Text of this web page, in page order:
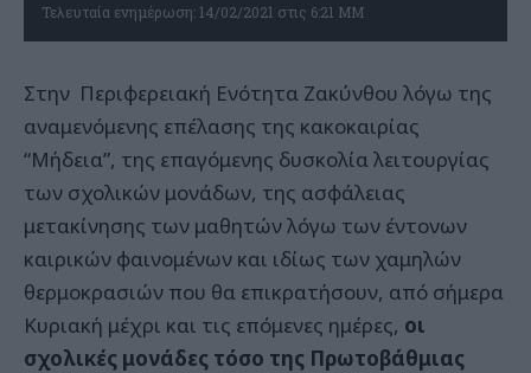
Τελευταία ενημέρωση: 14/02/2021 στις 6:21 ΜΜ
Στην Περιφερειακή Ενότητα Ζακύνθου λόγω της
αναμενόμενης επέλασης της κακοκαιρίας
“Μήδεια”, της επαγόμενης δυσκολία λειτουργίας
των σχολικών μονάδων, της ασφάλειας
μετακίνησης των μαθητών λόγω των έντονων
καιρικών φαινομένων και ιδίως των χαμηλών
θερμοκρασιών που θα επικρατήσουν, από σήμερα
Κυριακή μέχρι και τις επόμενες ημέρες, οι
σχολικές μονάδες τόσο της Πρωτοβάθμιας